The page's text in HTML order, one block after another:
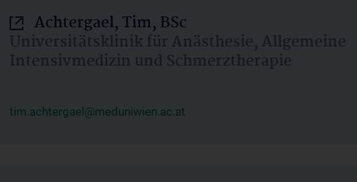
Achtergael, Tim, BSc
Universitätsklinik für Anästhesie, Allgemeine
Intensivmedizin und Schmerztherapie
tim.achtergael@meduniwien.ac.at